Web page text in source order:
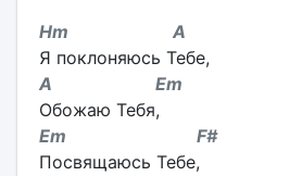
Hm A
Я поклоняюсь Тебе,
A
Em
Обожаю Тебя,
Em
F#
Посвящаюсь Тебе,